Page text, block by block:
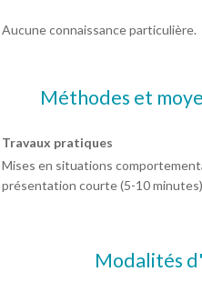
Aucune connaissance particulière.
Méthodes et
Travaux pratiques
Mises en situations
présentation courte (5-10
Modalités